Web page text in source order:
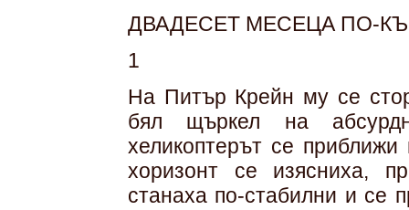
ДВАДЕСЕТ МЕСЕЦА ПО-
1
На Питър Крейн му се
бял щъркел на
хеликоптерът се
хоризонт се изясниха,
станаха по-стабилни и се